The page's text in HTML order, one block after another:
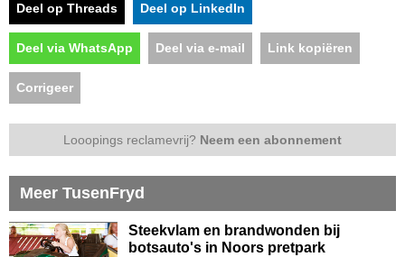
Deel op Threads Deel op LinkedIn
Deel via WhatsApp Deel via e-mail Link kopiëren
Corrigeer
Looopings reclamevrij? Neem een abonnement
Meer TusenFryd
Steekvlam en brandwonden bij
botsauto's in Noors pretpark